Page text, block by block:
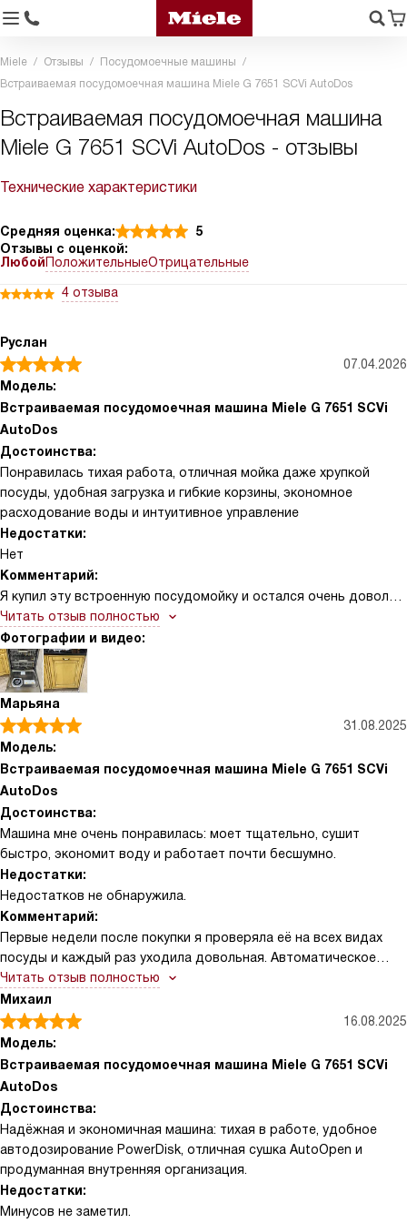
Miele Отзывы
Посудомоечные машины
Встраиваемая посудомоечная машина Miele G 7651 SCVi AutoDos
Встраиваемая посудомоечная машина
Miele G 7651 SCVi AutoDos - отзывы
Технические характеристики
Средняя оценка:
5
Отзывы с оценкой:
ЛюбойПоложительныеОтрицательные
4 отзыва
Руслан
07.04.2026
Модель:
Встраиваемая посудомоечная машина Miele G 7651 SCVi
AutoDos
Достоинства:
Понравилась тихая работа, отличная мойка даже хрупкой
посуды, удобная загрузка и гибкие корзины, экономное
расходование воды и интуитивное управление
Недостатки:
Нет
Комментарий:
Я купил эту встроенную посудомойку и остался очень доволен
покупкой. Сразу заметил, что устройство моет гораздо чище,
чем предыдущая техника у меня дома: даже при деликатной
посуде не приходится переживать за сохранность! Есть
автоматическая подача средства, которая сама рассчитывает
нужную дозу для каждого цикла — это удобно и экономично.
Корзины продуманы: верхняя секция легко перемещается по
высоте, а отделения для приборов и бокалов можно быстро
переставить, так что вместительность ощущается намного
большей, чем кажется сначала. Удобный режим быстрой мойки
спасает, когда посуда нужна сразу, а глубокая программа
гарантирует идеальную чистоту после праздников. Еще
порадовала функция, помогающая с сушкой — дверца при
завершении слегка приоткрывается, и посуда выходит почти
сухой! Управление простое и понятное, кнопки и индикаторы
читаются моментально, не нужно долго вникать.
Читать отзыв полностью
Фотографии и видео:
Марьяна
31.08.2025
Модель:
Встраиваемая посудомоечная машина Miele G 7651 SCVi
AutoDos
Достоинства:
Машина мне очень понравилась: моет тщательно, сушит
быстро, экономит воду и работает почти бесшумно.
Недостатки:
Недостатков не обнаружила.
Комментарий:
Первые недели после покупки я проверяла её на всех видах
посуды и каждый раз уходила довольная. Автоматическое
дозирование с PowerDisk оказалось настоящим облегчением:
не нужно думать о таблетках и порошках, одна загрузка — и
машина сама рассчитавает расход моющего средства. Я
особенно заметила, как бережно она обращается с хрупкими
бокалами — держатели FlexCare и режим для стекла дали мне
Включила IntenseZone для нижнего короба — все отмыто
отлично, даже при сильных загрязнениях, и посуда вышла сухой
благодаря AutoOpen. Я очень обрадовалась!
В другой раз стирала бутылочки и детские чашки: программа
BottleClean вместе с держателем FlexCare в нижнем коробе
Читать отзыв полностью
Михаил
16.08.2025
Модель:
Встраиваемая посудомоечная машина Miele G 7651 SCVi
AutoDos
Достоинства:
Надёжная и экономичная машина: тихая в работе, удобное
автодозирование PowerDisk, отличная сушка AutoOpen и
продуманная внутренняя организация.
Недостатки:
Минусов не заметил.